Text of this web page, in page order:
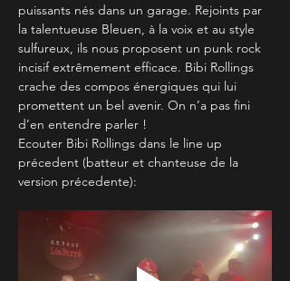
puissants nés dans un garage. Rejoints par
la talentueuse Bleuen, à la voix et au style
sulfureux, ils nous proposent un punk rock
incisif extrêmement efficace. Bibi Rollings
crache des compos énergiques qui lui
promettent un bel avenir. On n’a pas fini
d’en entendre parler !
Ecouter Bibi Rollings dans le line up
précedent (batteur et chanteuse de la
version précedente):